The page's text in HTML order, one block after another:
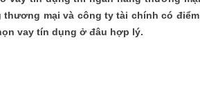
mại và công ty tài chính có
vay tín dụng ở đâu hợp lý.